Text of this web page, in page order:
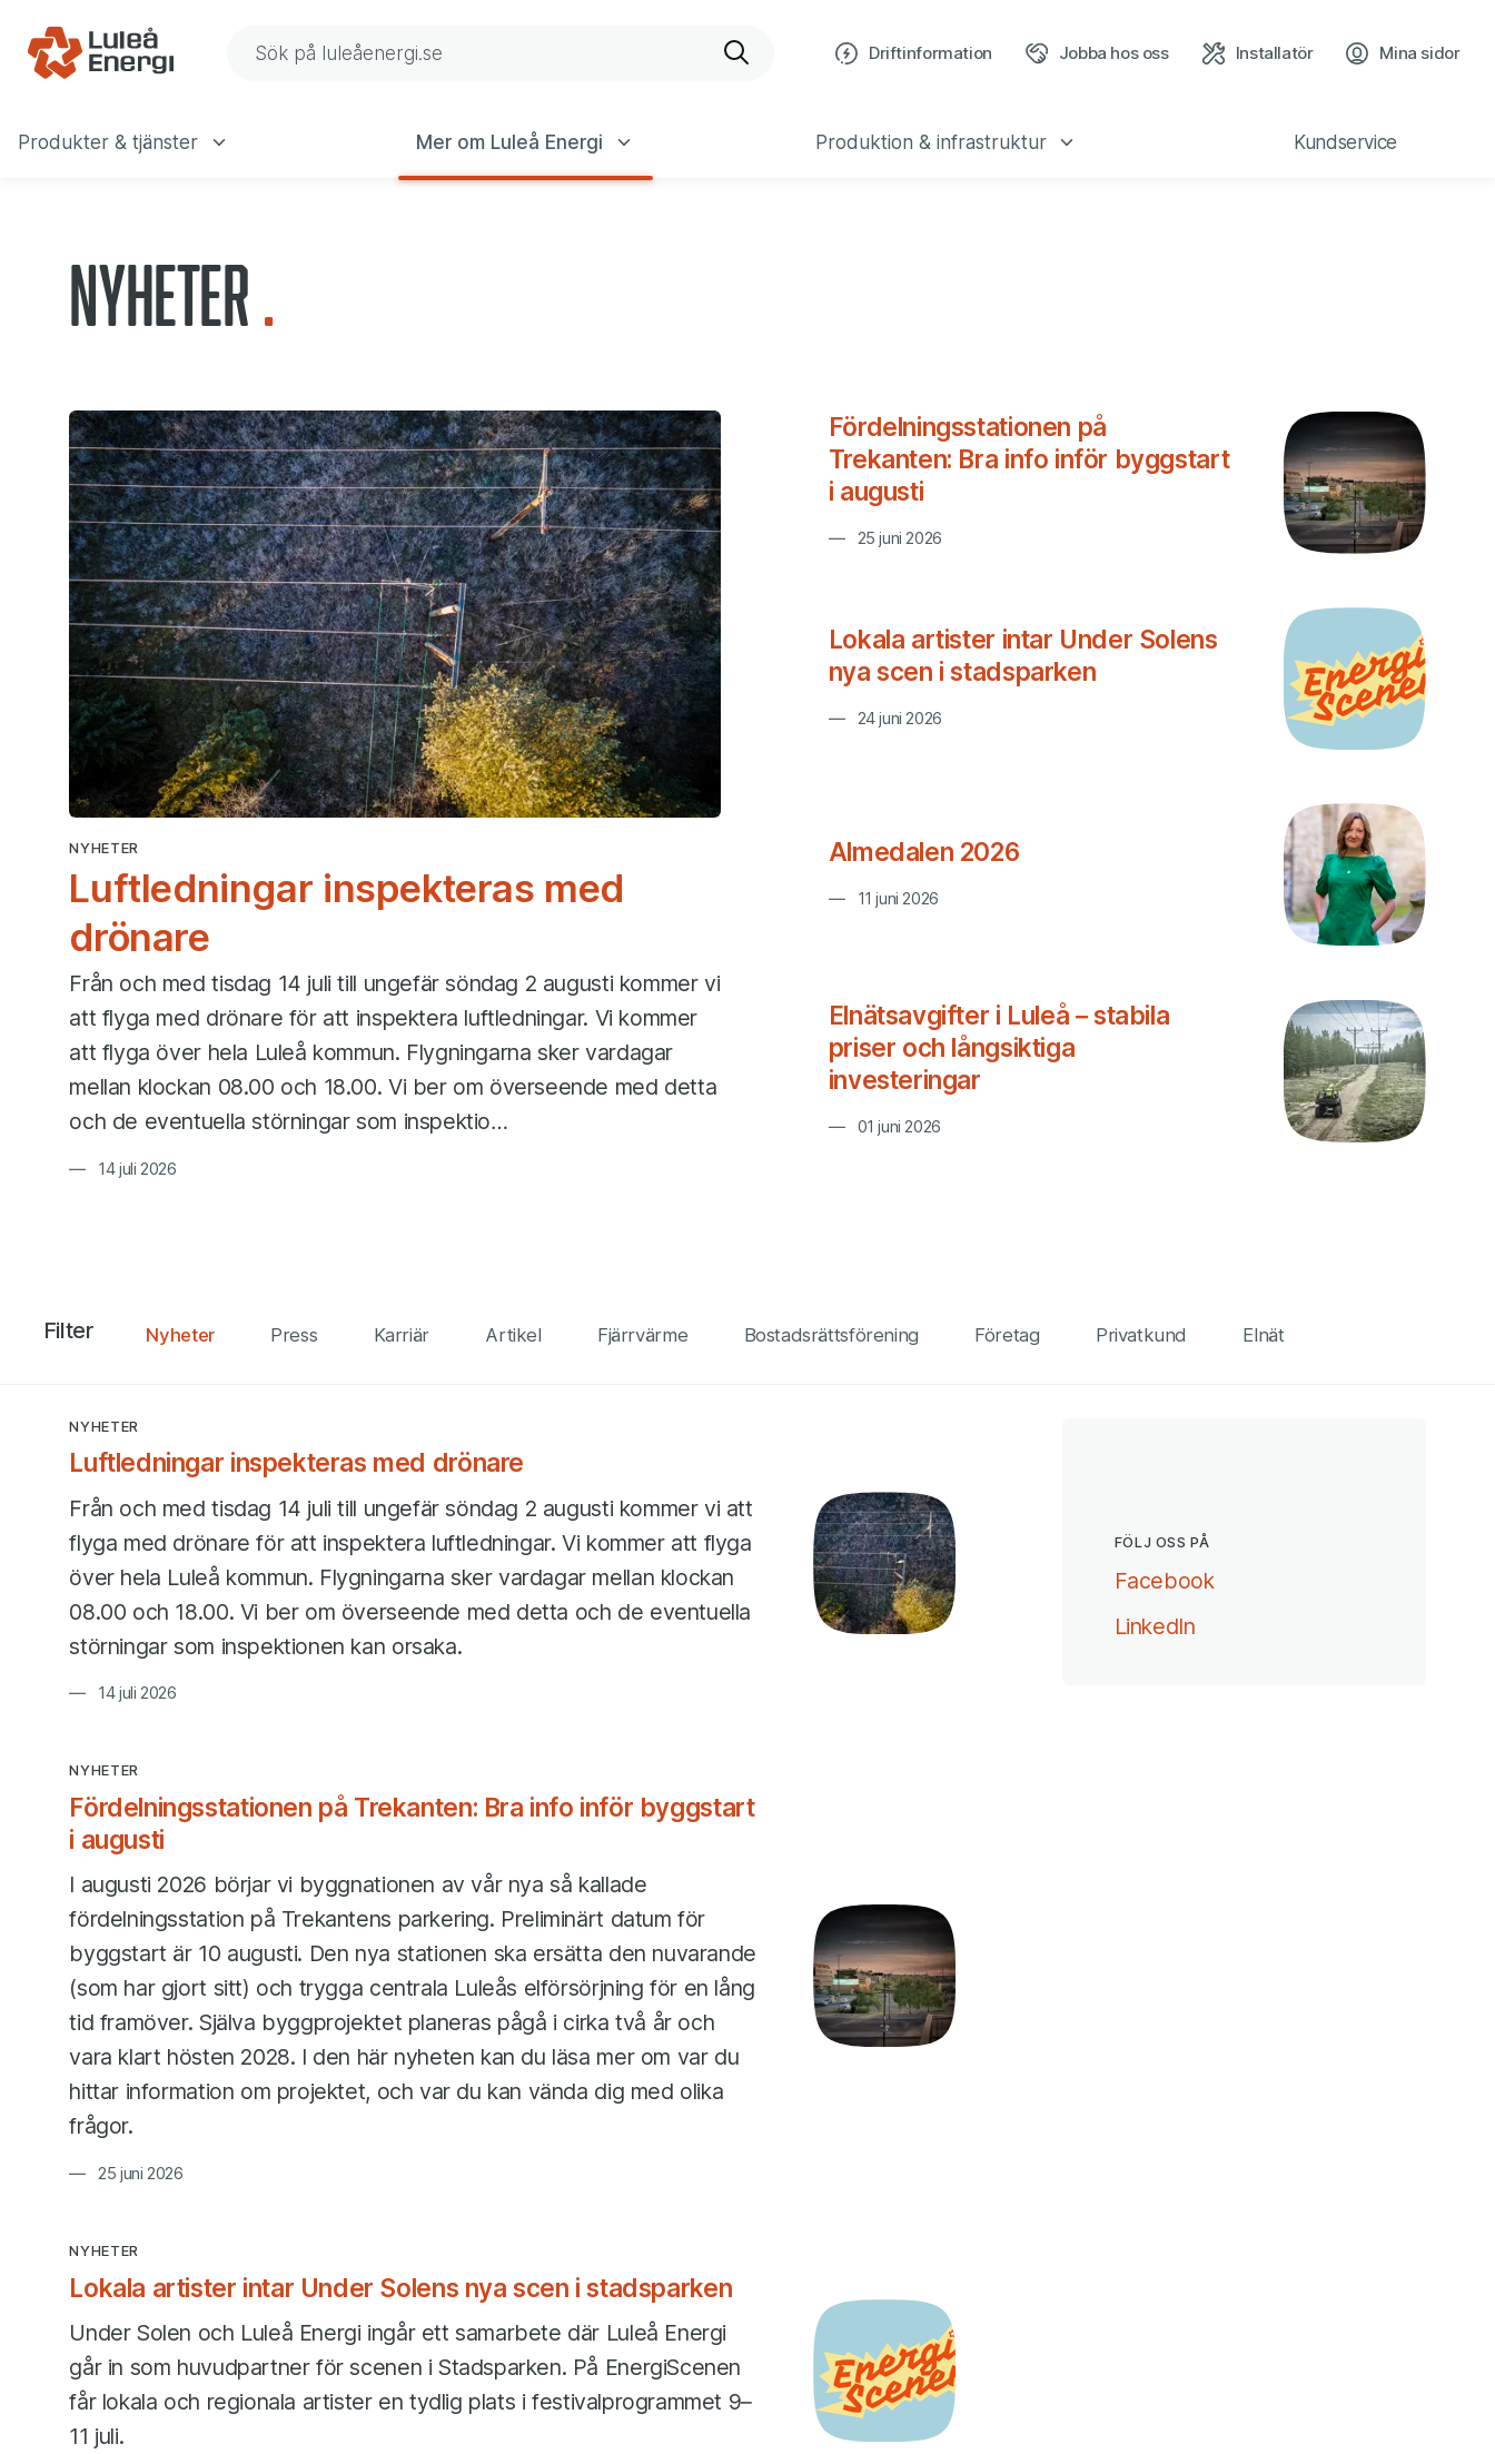
Gå till navigering
Gå till innehåll Sök på Luleå Energis webbplats Driftinformation Jobba hos oss Installatör
Mina sidor
Huvudmeny
Produkter & tjänster Mer om Luleå Energi Produktion & infrastruktur Kundservice
Nyheter
Senaste händelserna
Luftledningar inspekteras med
drönare
NYHETER
Från och med tisdag 14 juli till ungefär söndag 2 augusti kommer vi
att flyga med drönare för att inspektera luftledningar. Vi kommer
att flyga över hela Luleå kommun. Flygningarna sker vardagar
mellan klockan 08.00 och 18.00. Vi ber om överseende med detta
och de eventuella störningar som inspektio…
14 juli 2026
Fördelningsstationen på
Trekanten: Bra info inför byggstart
i augusti
25 juni 2026
Lokala artister intar Under Solens
nya scen i stadsparken
24 juni 2026
Almedalen 2026
11 juni 2026
Elnätsavgifter i Luleå – stabila
priser och långsiktiga
investeringar
01 juni 2026
Alla händelser
Filter Nyheter Press Karriär Artikel Fjärrvärme Bostadsrättsförening Företag Privatkund Elnät
Sida 1 av 84
Luftledningar inspekteras med drönare
NYHETER
Från och med tisdag 14 juli till ungefär söndag 2 augusti kommer vi att
flyga med drönare för att inspektera luftledningar. Vi kommer att flyga
över hela Luleå kommun. Flygningarna sker vardagar mellan klockan
08.00 och 18.00. Vi ber om överseende med detta och de eventuella
störningar som inspektionen kan orsaka.
14 juli 2026
Fördelningsstationen på Trekanten: Bra info inför byggstart
i augusti
NYHETER
I augusti 2026 börjar vi byggnationen av vår nya så kallade
fördelningsstation på Trekantens parkering. Preliminärt datum för
byggstart är 10 augusti. Den nya stationen ska ersätta den nuvarande
(som har gjort sitt) och trygga centrala Luleås elförsörjning för en lång
tid framöver. Själva byggprojektet planeras pågå i cirka två år och
vara klart hösten 2028. I den här nyheten kan du läsa mer om var du
hittar information om projektet, och var du kan vända dig med olika
frågor.
25 juni 2026
Lokala artister intar Under Solens nya scen i stadsparken
NYHETER
Under Solen och Luleå Energi ingår ett samarbete där Luleå Energi
går in som huvudpartner för scenen i Stadsparken. På EnergiScenen
får lokala och regionala artister en tydlig plats i festivalprogrammet 9–
11 juli.
FÖLJ OSS PÅ
Facebook(öppnas i ny flik)
LinkedIn(öppnas i ny flik)